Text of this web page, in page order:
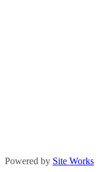
Powered by Site Works